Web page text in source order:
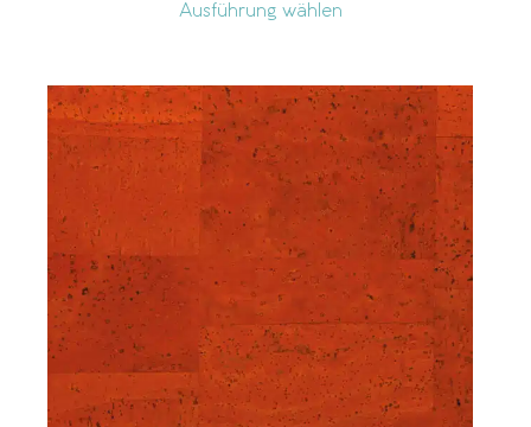
Ausführung wählen